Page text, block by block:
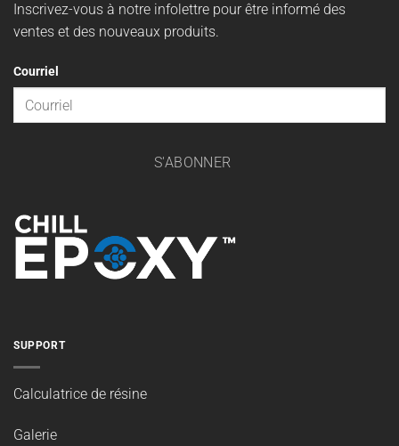
SUPPORT
Calculatrice de résine
Galerie
Inscrivez-vous à notre infolettre pour être informé des
ventes et des nouveaux produits.
Courriel
S'ABONNER